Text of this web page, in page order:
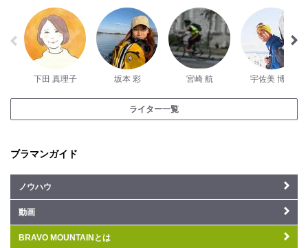
下田 真理子 坂本 彩 宮崎 航 宇佐美 博之
ライター一覧
ブラマンガイド
ノウハウ
動画
BRAVO MOUNTAINとは